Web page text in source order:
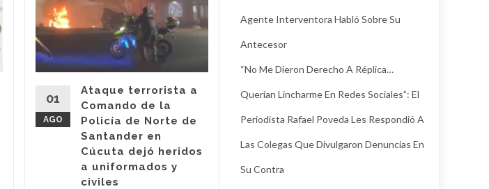
01
AGO
Ataque terrorista a
Comando de la
Policía de Norte de
Santander en
Cúcuta dejó heridos
a uniformados y
civiles
JUL
el hombre capturado
por intento de
empleada de Super
control de garantías legalizó
la captura de Deimer José
Agente Interventora Habló Sobre Su
Antecesor
“No Me Dieron Derecho A Réplica…
Querían Lincharme En Redes Sociales”: El
Periodista Rafael Poveda Les Respondió A
Las Colegas Que Divulgaron Denuncias En
Su Contra